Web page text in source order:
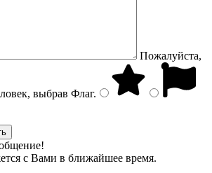
Пожалуйста,
выбрав Флаг.
с Вами в ближайшее время.